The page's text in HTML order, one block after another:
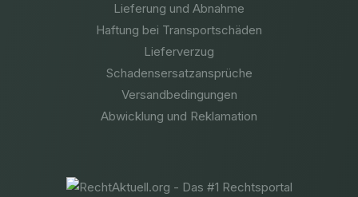
Lieferung und Abnahme
Haftung bei Transportschäden
Lieferverzug
Schadensersatzansprüche
Versandbedingungen
Abwicklung und Reklamation